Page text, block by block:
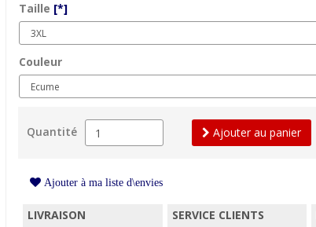
Taille [*]
Couleur
Quantité Ajouter au panier
Ajouter à ma liste d\envies
LIVRAISON SERVICE CLIENTS